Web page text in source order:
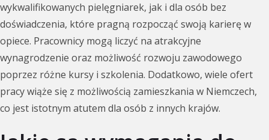
wykwalifikowanych pielęgniarek, jak i dla osób bez
doświadczenia, które pragną rozpocząć swoją karierę w
opiece. Pracownicy mogą liczyć na atrakcyjne
wynagrodzenie oraz możliwość rozwoju zawodowego
poprzez różne kursy i szkolenia. Dodatkowo, wiele ofert
pracy wiąże się z możliwością zamieszkania w Niemczech,
co jest istotnym atutem dla osób z innych krajów.